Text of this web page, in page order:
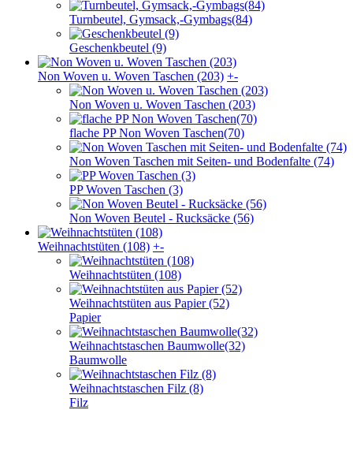
Turnbeutel, Gymsack,-Gymbags(84)
Geschenkbeutel (9)
Non Woven u. Woven Taschen (203) +-
Non Woven u. Woven Taschen (203)
flache PP Non Woven Taschen(70)
Non Woven Taschen mit Seiten- und Bodenfalte (74)
PP Woven Taschen (3)
Non Woven Beutel - Rucksäcke (56)
Weihnachts­tüten (108) +-
Weihnachts­tüten (108)
Weihnachtstüten aus Papier (52)
Papier
Weihnachtstaschen Baumwolle(32)
Baumwolle
Weihnachtstaschen Filz (8)
Filz